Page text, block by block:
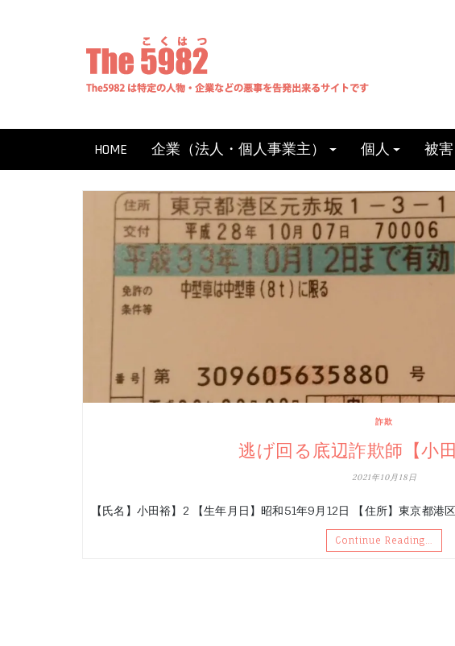
HOME 企業（法人・個人事業主） 個人 被
詐欺
逃げ回る底辺詐欺師【小
2021年10月18日
【氏名】小田裕】2 【生年月日】昭和51年9月12日 【住所】東京都港
Continue Reading…